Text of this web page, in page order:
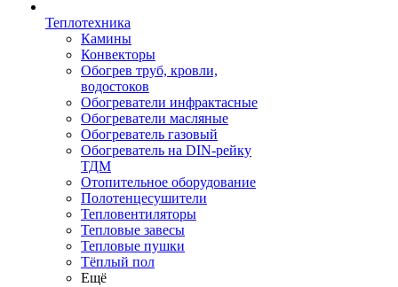
Теплотехника
Камины
Конвекторы
Обогрев труб, кровли,
водостоков
Обогреватели инфрактасные
Обогреватели масляные
Обогреватель газовый
Обогреватель на DIN-рейку
ТДМ
Отопительное оборудование
Полотенцесушители
Тепловентиляторы
Тепловые завесы
Тепловые пушки
Тёплый пол
Ещё